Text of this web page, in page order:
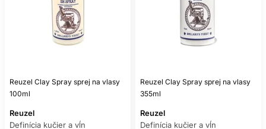
Silnejšia fixácia zvyčajne predlžuje výdrž a chráni tvar pred
vlhkosťou, no môže pôsobiť tuhšie. Viac krému prináša
mäkkosť, ale môže znížiť objem. Najlepšia rutina je
kompromis podľa účesu: voľné vlny potrebujú iný pomer než
ČASTÉ OTÁZKY
ZÁKAZNÍKOV
Reuzel Clay Spray sprej na vlasy
100ml
Reuzel
Definícia kučier a vĺn
Reuzel Clay Spray sprej na vlasy
355ml
Reuzel
Definícia kučier a vĺn